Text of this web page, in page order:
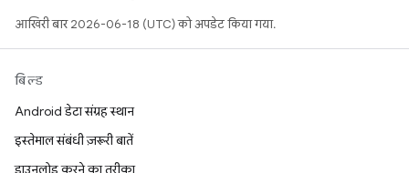
आखिरी बार 2026-06-18 (UTC) को अपडेट किया गया.
बिल्ड
Android डेटा संग्रह स्थान
इस्तेमाल संबंधी ज़रूरी बातें
डाउनलोड करने का तरीका